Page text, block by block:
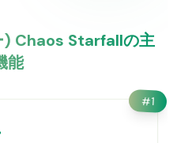
) Chaos Starfallの主
能
#1